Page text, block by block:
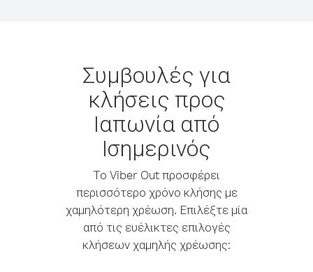
Συμβουλές για
κλήσεις προς
Ιαπωνία από
Ισημερινός
Το Viber Out προσφέρει
περισσότερο χρόνο κλήσης με
χαμηλότερη χρέωση. Επιλέξτε μία
από τις ευέλικτες επιλογές
κλήσεων χαμηλής χρέωσης: